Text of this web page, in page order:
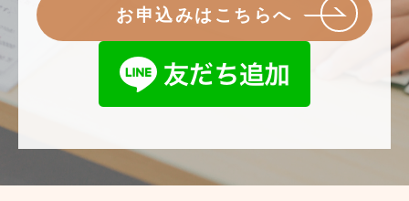
お申込みはこちらへ